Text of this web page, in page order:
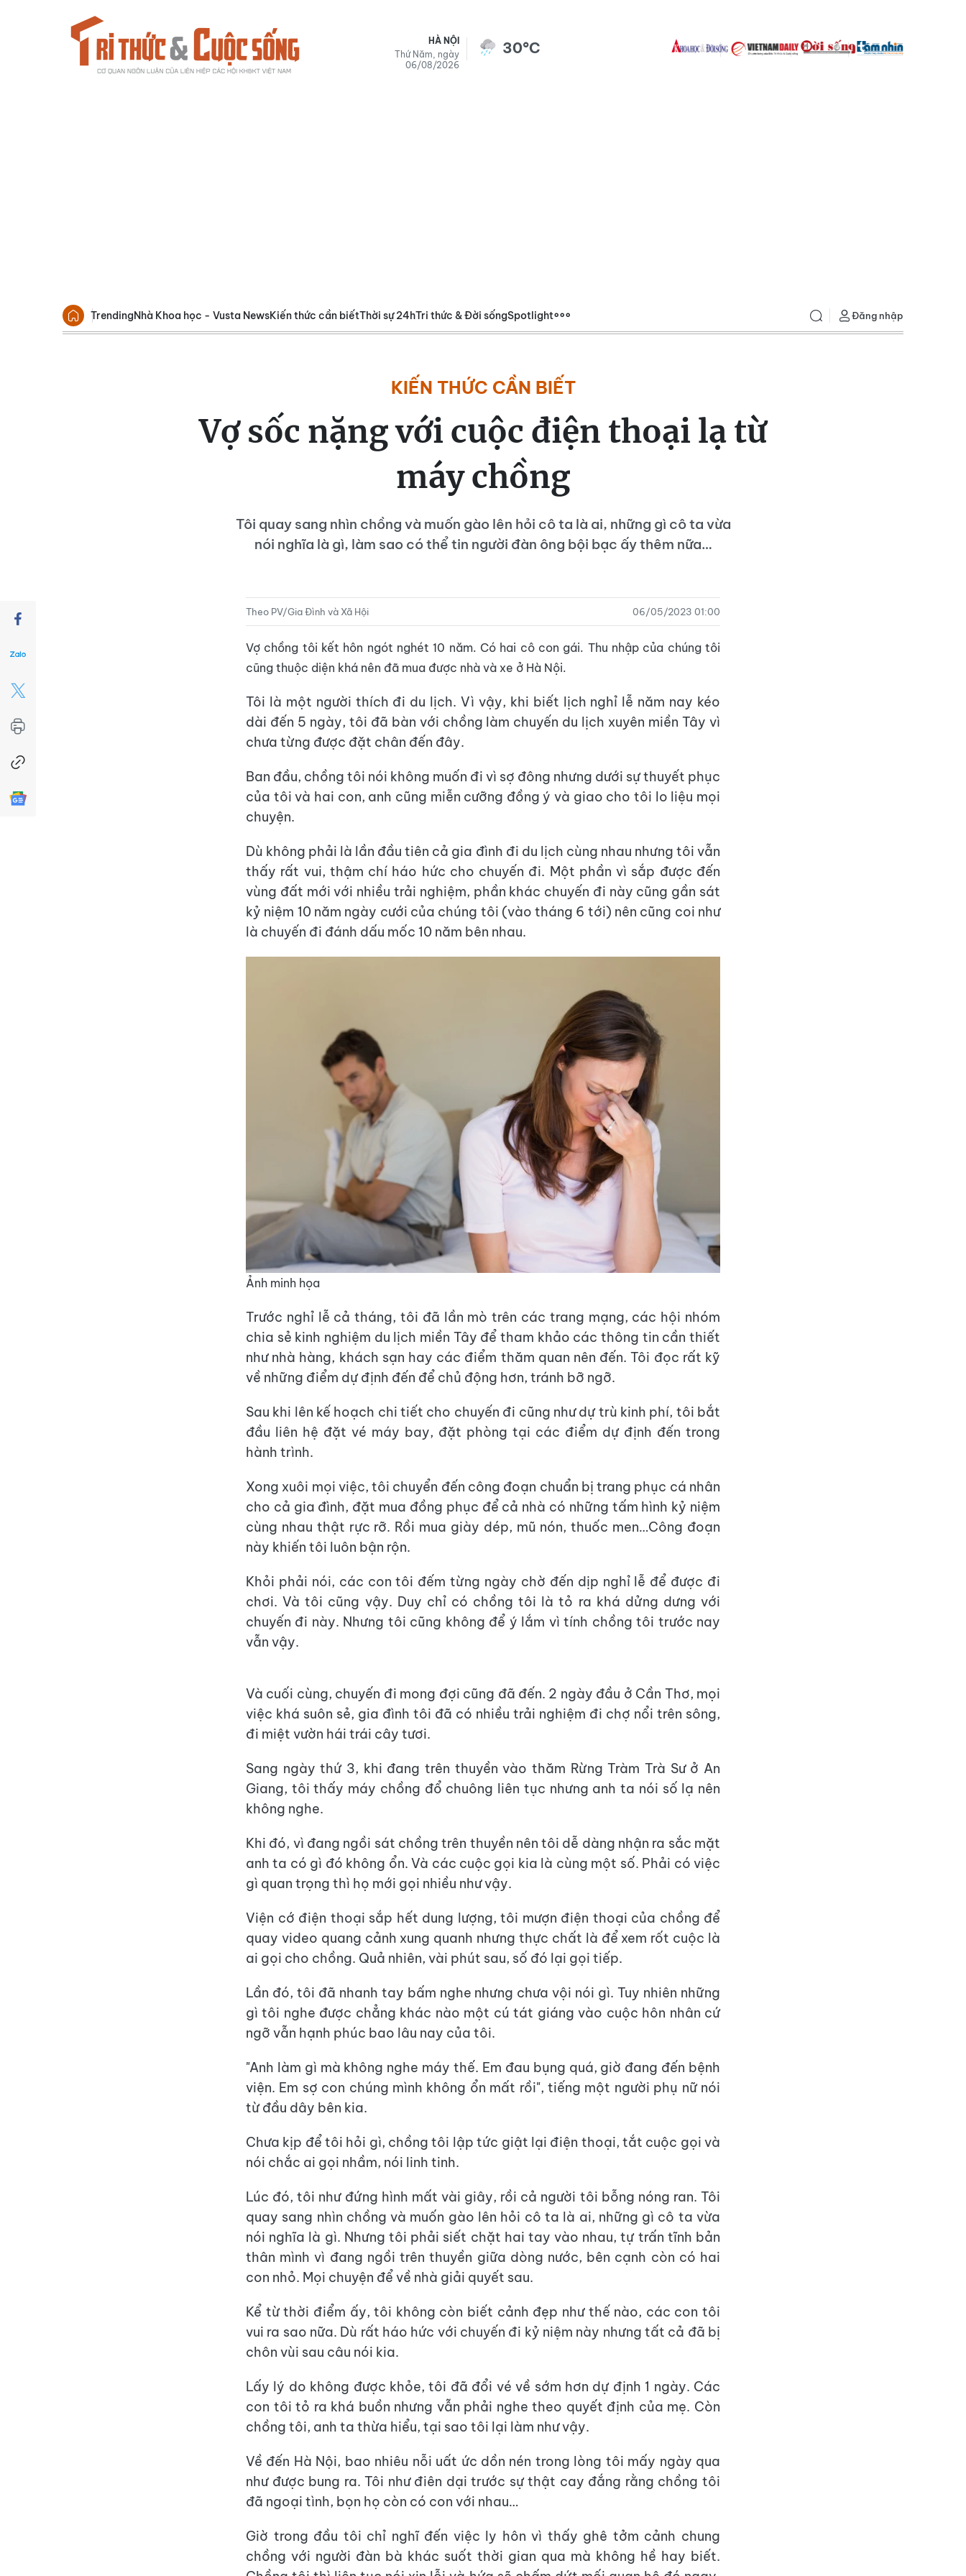
HÀ NỘI
Thứ Năm, ngày
06/08/2026
30°C
TrendingNhà Khoa học - Vusta NewsKiến thức cần biếtThời sự 24hTri thức & Đời sốngSpotlight Đăng nhập
KIẾN THỨC CẦN BIẾT
Vợ sốc nặng với cuộc điện thoại lạ từ
máy chồng
Tôi quay sang nhìn chồng và muốn gào lên hỏi cô ta là ai, những gì cô ta vừa
nói nghĩa là gì, làm sao có thể tin người đàn ông bội bạc ấy thêm nữa…
Theo PV/Gia Đình và Xã Hội 06/05/2023 01:00
Vợ chồng tôi kết hôn ngót nghét 10 năm. Có hai cô con gái. Thu nhập của chúng tôi
cũng thuộc diện khá nên đã mua được nhà và xe ở Hà Nội.
Tôi là một người thích đi du lịch. Vì vậy, khi biết lịch nghỉ lễ năm nay kéo
dài đến 5 ngày, tôi đã bàn với chồng làm chuyến du lịch xuyên miền Tây vì
chưa từng được đặt chân đến đây.
Ban đầu, chồng tôi nói không muốn đi vì sợ đông nhưng dưới sự thuyết phục
của tôi và hai con, anh cũng miễn cưỡng đồng ý và giao cho tôi lo liệu mọi
chuyện.
Dù không phải là lần đầu tiên cả gia đình đi du lịch cùng nhau nhưng tôi vẫn
thấy rất vui, thậm chí háo hức cho chuyến đi. Một phần vì sắp được đến
vùng đất mới với nhiều trải nghiệm, phần khác chuyến đi này cũng gần sát
kỷ niệm 10 năm ngày cưới của chúng tôi (vào tháng 6 tới) nên cũng coi như
là chuyến đi đánh dấu mốc 10 năm bên nhau.
Ảnh minh họa
Trước nghỉ lễ cả tháng, tôi đã lần mò trên các trang mạng, các hội nhóm
chia sẻ kinh nghiệm du lịch miền Tây để tham khảo các thông tin cần thiết
như nhà hàng, khách sạn hay các điểm thăm quan nên đến. Tôi đọc rất kỹ
về những điểm dự định đến để chủ động hơn, tránh bỡ ngỡ.
Sau khi lên kế hoạch chi tiết cho chuyến đi cũng như dự trù kinh phí, tôi bắt
đầu liên hệ đặt vé máy bay, đặt phòng tại các điểm dự định đến trong
hành trình.
Xong xuôi mọi việc, tôi chuyển đến công đoạn chuẩn bị trang phục cá nhân
cho cả gia đình, đặt mua đồng phục để cả nhà có những tấm hình kỷ niệm
cùng nhau thật rực rỡ. Rồi mua giày dép, mũ nón, thuốc men…Công đoạn
này khiến tôi luôn bận rộn.
Khỏi phải nói, các con tôi đếm từng ngày chờ đến dịp nghỉ lễ để được đi
chơi. Và tôi cũng vậy. Duy chỉ có chồng tôi là tỏ ra khá dửng dưng với
chuyến đi này. Nhưng tôi cũng không để ý lắm vì tính chồng tôi trước nay
vẫn vậy.
Và cuối cùng, chuyến đi mong đợi cũng đã đến. 2 ngày đầu ở Cần Thơ, mọi
việc khá suôn sẻ, gia đình tôi đã có nhiều trải nghiệm đi chợ nổi trên sông,
đi miệt vườn hái trái cây tươi.
Sang ngày thứ 3, khi đang trên thuyền vào thăm Rừng Tràm Trà Sư ở An
Giang, tôi thấy máy chồng đổ chuông liên tục nhưng anh ta nói số lạ nên
không nghe.
Khi đó, vì đang ngồi sát chồng trên thuyền nên tôi dễ dàng nhận ra sắc mặt
anh ta có gì đó không ổn. Và các cuộc gọi kia là cùng một số. Phải có việc
gì quan trọng thì họ mới gọi nhiều như vậy.
Viện cớ điện thoại sắp hết dung lượng, tôi mượn điện thoại của chồng để
quay video quang cảnh xung quanh nhưng thực chất là để xem rốt cuộc là
ai gọi cho chồng. Quả nhiên, vài phút sau, số đó lại gọi tiếp.
Lần đó, tôi đã nhanh tay bấm nghe nhưng chưa vội nói gì. Tuy nhiên những
gì tôi nghe được chẳng khác nào một cú tát giáng vào cuộc hôn nhân cứ
ngỡ vẫn hạnh phúc bao lâu nay của tôi.
"Anh làm gì mà không nghe máy thế. Em đau bụng quá, giờ đang đến bệnh
viện. Em sợ con chúng mình không ổn mất rồi", tiếng một người phụ nữ nói
từ đầu dây bên kia.
Chưa kịp để tôi hỏi gì, chồng tôi lập tức giật lại điện thoại, tắt cuộc gọi và
nói chắc ai gọi nhầm, nói linh tinh.
Lúc đó, tôi như đứng hình mất vài giây, rồi cả người tôi bỗng nóng ran. Tôi
quay sang nhìn chồng và muốn gào lên hỏi cô ta là ai, những gì cô ta vừa
nói nghĩa là gì. Nhưng tôi phải siết chặt hai tay vào nhau, tự trấn tĩnh bản
thân mình vì đang ngồi trên thuyền giữa dòng nước, bên cạnh còn có hai
con nhỏ. Mọi chuyện để về nhà giải quyết sau.
Kể từ thời điểm ấy, tôi không còn biết cảnh đẹp như thế nào, các con tôi
vui ra sao nữa. Dù rất háo hức với chuyến đi kỷ niệm này nhưng tất cả đã bị
chôn vùi sau câu nói kia.
Lấy lý do không được khỏe, tôi đã đổi vé về sớm hơn dự định 1 ngày. Các
con tôi tỏ ra khá buồn nhưng vẫn phải nghe theo quyết định của mẹ. Còn
chồng tôi, anh ta thừa hiểu, tại sao tôi lại làm như vậy.
Về đến Hà Nội, bao nhiêu nỗi uất ức dồn nén trong lòng tôi mấy ngày qua
như được bung ra. Tôi như điên dại trước sự thật cay đắng rằng chồng tôi
đã ngoại tình, bọn họ còn có con với nhau…
Giờ trong đầu tôi chỉ nghĩ đến việc ly hôn vì thấy ghê tởm cảnh chung
chồng với người đàn bà khác suốt thời gian qua mà không hề hay biết.